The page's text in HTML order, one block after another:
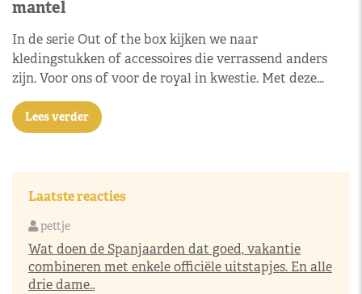
mantel
In de serie Out of the box kijken we naar
kledingstukken of accessoires die verrassend anders
zijn. Voor ons of voor de royal in kwestie. Met deze…
Lees verder
Laatste reacties
pettje
Wat doen de Spanjaarden dat goed, vakantie
combineren met enkele officiële uitstapjes. En alle
drie dame..